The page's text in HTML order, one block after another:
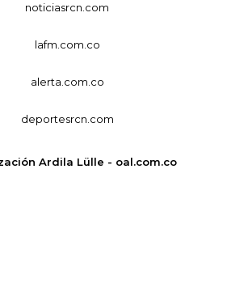
noticiasrcn.com
lafm.com.co
alerta.com.co
deportesrcn.com
Ardila Lülle - oal.com.co